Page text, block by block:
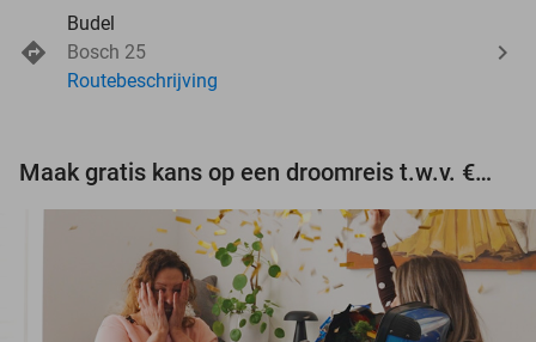
Budel
Bosch 25
Routebeschrijving
Maak gratis kans op een droomreis t.w.v. €3.000!